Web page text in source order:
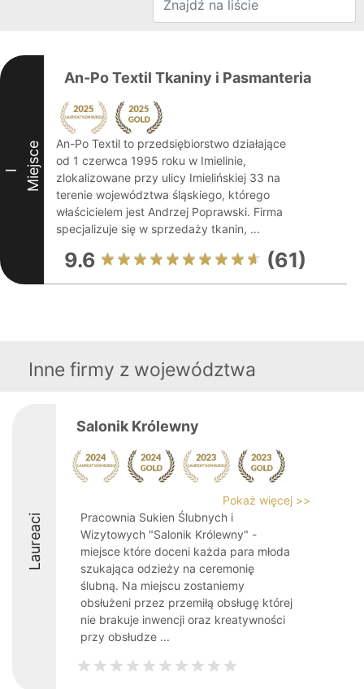
I Miejsce
An-Po Textil Tkaniny i Pasmanteria
An-Po Textil to przedsiębiorstwo działające
od 1 czerwca 1995 roku w Imielinie,
zlokalizowane przy ulicy Imielińskiej 33 na
terenie województwa śląskiego, którego
właścicielem jest Andrzej Poprawski. Firma
specjalizuje się w sprzedaży tkanin, ...
9.6 (61)
Inne firmy z województwa
Laureaci
Salonik Królewny
Pokaż więcej >>
Pracownia Sukien Ślubnych i
Wizytowych "Salonik Królewny" -
miejsce które doceni każda para młoda
szukająca odzieży na ceremonię
ślubną. Na miejscu zostaniemy
obsłużeni przez przemiłą obsługę której
nie brakuje inwencji oraz kreatywności
przy obsłudze ...